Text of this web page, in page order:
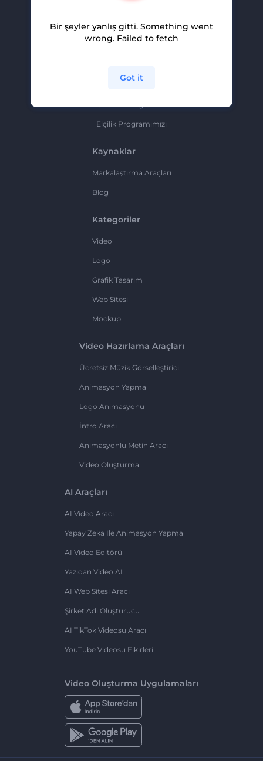
Ortaklık Programı
Elçilik Programımızı
Kaynaklar
Markalaştırma Araçları
Blog
Kategoriler
Video
Logo
Grafik Tasarım
Web Sitesi
Mockup
Video Hazırlama Araçları
Ücretsiz Müzik Görselleştirici
Animasyon Yapma
Logo Animasyonu
İntro Aracı
Animasyonlu Metin Aracı
Video Oluşturma
AI Araçları
AI Video Aracı
Yapay Zeka Ile Animasyon Yapma
AI Video Editörü
Yazıdan Video AI
AI Web Sitesi Aracı
Şirket Adı Oluşturucu
AI TikTok Videosu Aracı
YouTube Videosu Fikirleri
Video Oluşturma Uygulamaları
Bir şeyler yanlış gitti. Something went
wrong. Failed to fetch
Got it